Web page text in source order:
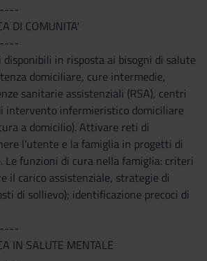
DI COMUNITA'
in risposta ai bisogni di salute
domiciliare, cure intermedie,
sanitarie assistenziali (RSA), centri
intervento infermieristico domiciliare
a domicilio). Attivare reti di
l'utente e la famiglia in progetti di
Le funzioni di cura nella famiglia: criteri
il carico assistenziale, strategie di
di sollievo); identificazione precoci di
IN SALUTE MENTALE